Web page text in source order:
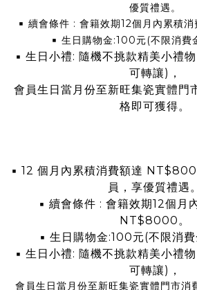
優質禮遇。
▪ 續會條件 : 會籍效期12個月內累積
▪ 生日購物金:100元(不限消費
▪ 生日小禮: 隨機不挑款精美小禮
可轉讓)，
會員生日當月份至新旺集瓷實體門
格即可獲得。
▪ 12 個月內累積消費額達
員，享優質禮遇。
▪ 續會條件 : 會籍效期12個月
NT$8000 。
▪ 生日購物金:100元(不限消
▪ 生日小禮: 隨機不挑款精美小禮
可轉讓)，
會員生日當月份至新旺集瓷實體門市消